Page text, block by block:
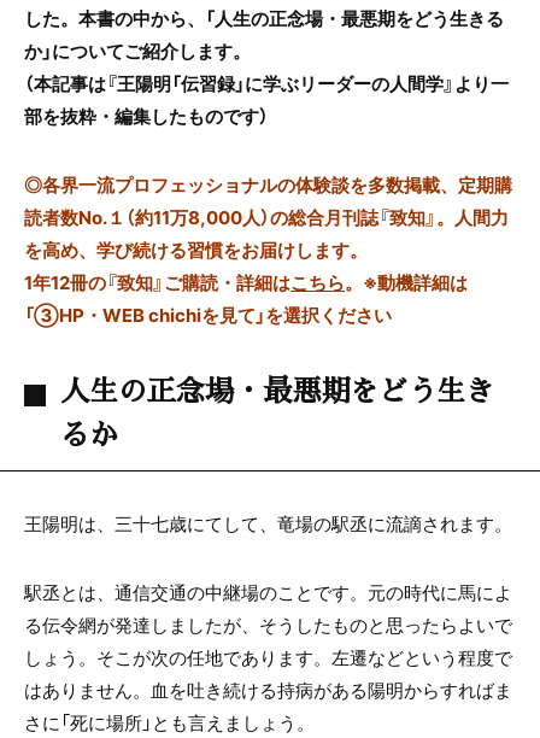
した。本書の中から、「人生の正念場・最悪期をどう生きる
か」についてご紹介します。
（本記事は『王陽明「伝習録」に学ぶリーダーの人間学』より一
部を抜粋・編集したものです）
◎各界一流プロフェッショナルの体験談を多数掲載、定期購
読者数No.１（約11万8,000人）の総合月刊誌『致知』。人間力
を高め、学び続ける習慣をお届けします。
1年12冊の『致知』ご購読・詳細はこちら。 ※動機詳細は
「③HP・WEB chichiを見て」を選択ください
人生の正念場・最悪期をどう生き
るか
王陽明は、三十七歳にてして、竜場の駅丞に流謫されます。
駅丞とは、通信交通の中継場のことです。元の時代に馬によ
る伝令網が発達しましたが、そうしたものと思ったらよいで
しょう。そこが次の任地であります。左遷などという程度で
はありません。血を吐き続ける持病がある陽明からすればま
さに「死に場所」とも言えましょう。